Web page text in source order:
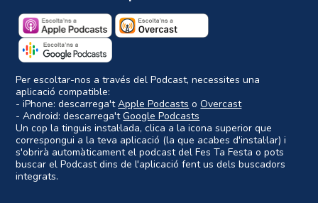
Per escoltar-nos a través del Podcast, necessites una
aplicació compatible:
- iPhone: descarrega'tApple Podcasts oOvercast
- Android: descarrega'tGoogle Podcasts
Un cop la tinguis instal·lada, clica a la icona superior que
correspongui a la teva aplicació (la que acabes d'instal·lar) i
s'obrirà automàticament el podcast del Fes Ta Festa o pots
buscar el Podcast dins de l'aplicació fent us dels buscadors
integrats.